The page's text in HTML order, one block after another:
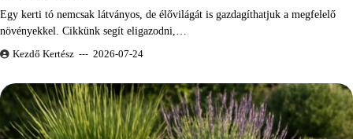
Egy kerti tó nemcsak látványos, de élővilágát is gazdagíthatjuk a megfelelő
növényekkel. Cikkünk segít eligazodni,…
Kezdő Kertész 2026-07-24